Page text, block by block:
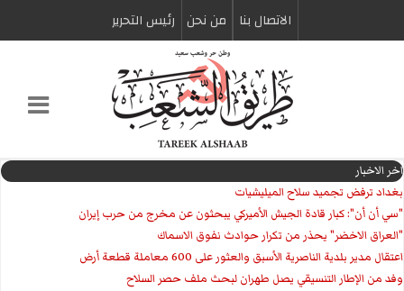
الاتصال بنا من نحن رئیس التحریر
اخر الاخبار
بغداد ترفض تجميد سلاح الميليشيات
"سي أن أن": كبار قادة الجيش الأميركي يبحثون عن مخرج من حرب إيران
"العراق الاخضر" يحذر من تكرار حوادث نفوق الاسماك
اعتقال مدير بلدية الناصرية الأسبق والعثور على 600 معاملة قطعة أرض
وفد من الإطار التنسيقي يصل طهران لبحث ملف حصر السلاح